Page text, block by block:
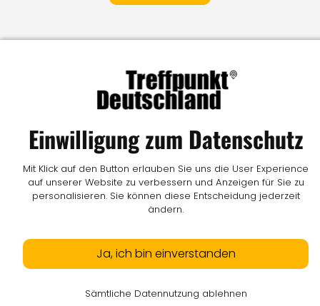
MediadatenIKontaktIVertrag widerrufen
© LW Medien GmbH
Einwilligung zum Datenschutz
Mit Klick auf den Button erlauben Sie uns die User Experience
auf unserer Website zu verbessern und Anzeigen für Sie zu
personalisieren. Sie können diese Entscheidung jederzeit
ändern.
Ja, ich bin einverstanden
Sämtliche Datennutzung ablehnen